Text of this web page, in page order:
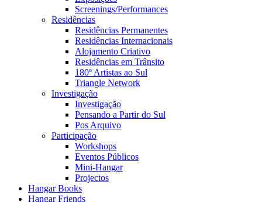
Screenings/Performances
Residências
Residências Permanentes
Residências Internacionais
Alojamento Criativo
Residências em Trânsito
180º Artistas ao Sul
Triangle Network
Investigação
Investigação
Pensando a Partir do Sul
Pos Arquivo
Participação
Workshops
Eventos Públicos
Mini-Hangar
Projectos
Hangar Books
Hangar Friends